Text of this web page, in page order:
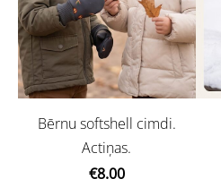
Bērnu softshell cimdi.
Actiņas.
€8.00